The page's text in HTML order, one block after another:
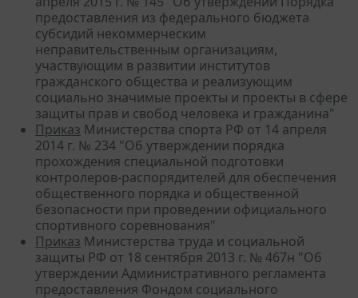
предоставления из федерального бюджета
субсидий некоммерческим
неправительственным организациям,
участвующим в развитии институтов
гражданского общества и реализующим
социально значимые проекты и проекты в сфере
защиты прав и свобод человека и гражданина"
Приказ Министерства спорта РФ от 14 апреля
2014 г. № 234 "Об утверждении порядка
прохождения специальной подготовки
контролеров-распорядителей для обеспечения
общественного порядка и общественной
безопасности при проведении официального
спортивного соревнования"
Приказ Министерства труда и социальной
защиты РФ от 18 сентября 2013 г. № 467н "Об
утверждении Административного регламента
предоставления Фондом социального